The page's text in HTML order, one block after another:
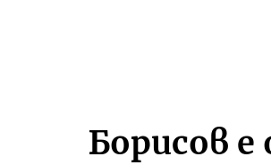
Борисов